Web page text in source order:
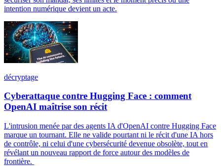
intention numérique devient un acte.
décryptage
Cyberattaque contre Hugging Face : comment
OpenAI maîtrise son récit
L'intrusion menée par des agents IA d'OpenAI contre Hugging Face
marque un tournant. Elle ne valide pourtant ni le récit d'une IA hors
de contrôle, ni celui d'une cybersécurité devenue obsolète, tout en
révélant un nouveau rapport de force autour des modèles de
frontière.